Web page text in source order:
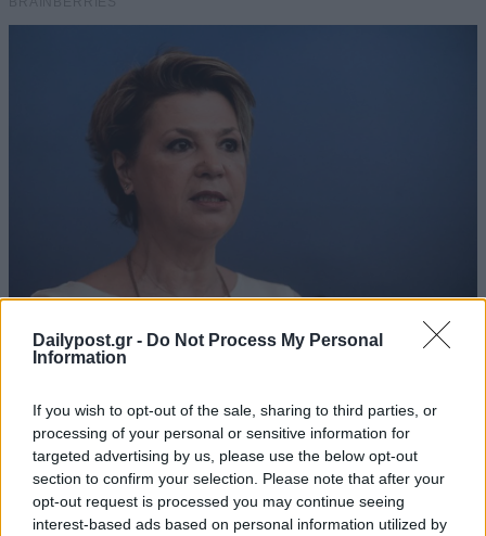
Dailypost.gr - Do Not Process My Personal
Information
If you wish to opt-out of the sale, sharing to third parties, or
processing of your personal or sensitive information for
targeted advertising by us, please use the below opt-out
section to confirm your selection. Please note that after your
opt-out request is processed you may continue seeing
interest-based ads based on personal information utilized by